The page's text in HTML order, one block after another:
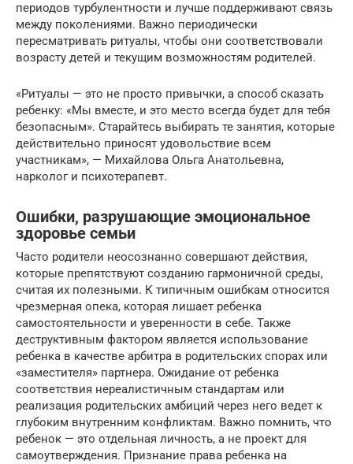
периодов турбулентности и лучше поддерживают связь
между поколениями. Важно периодически
пересматривать ритуалы, чтобы они соответствовали
возрасту детей и текущим возможностям родителей.
«Ритуалы — это не просто привычки, а способ сказать
ребенку: «Мы вместе, и это место всегда будет для тебя
безопасным». Старайтесь выбирать те занятия, которые
действительно приносят удовольствие всем
участникам», — Михайлова Ольга Анатольевна,
нарколог и психотерапевт.
Ошибки, разрушающие эмоциональное
здоровье семьи
Часто родители неосознанно совершают действия,
которые препятствуют созданию гармоничной среды,
считая их полезными. К типичным ошибкам относится
чрезмерная опека, которая лишает ребенка
самостоятельности и уверенности в себе. Также
деструктивным фактором является использование
ребенка в качестве арбитра в родительских спорах или
«заместителя» партнера. Ожидание от ребенка
соответствия нереалистичным стандартам или
реализация родительских амбиций через него ведет к
глубоким внутренним конфликтам. Важно помнить, что
ребенок — это отдельная личность, а не проект для
самоутверждения. Признание права ребенка на